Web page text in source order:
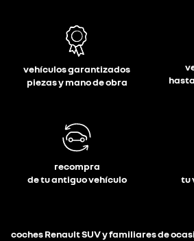
vehículos garantizados
piezas y mano de obra
recompra
de tu antiguo vehículo
tu
coches Renault SUV y familiares de